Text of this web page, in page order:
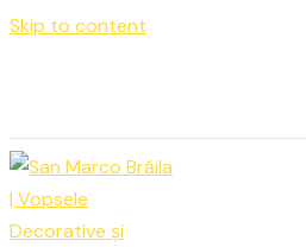
Skip to content